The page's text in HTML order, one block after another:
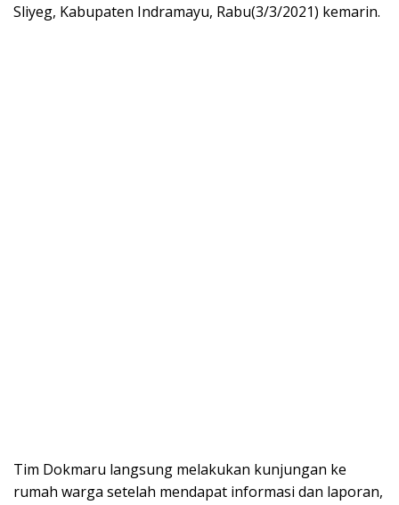
Sliyeg, Kabupaten Indramayu, Rabu(3/3/2021) kemarin.
Tim Dokmaru langsung melakukan kunjungan ke
rumah warga setelah mendapat informasi dan laporan,